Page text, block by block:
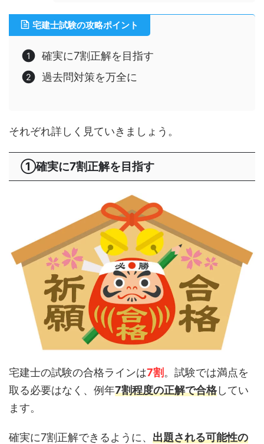
宅建士試験の攻略ポイント
確実に7割正解を目指す
過去問対策を万全に
それぞれ詳しく見ていきましょう。
①確実に7割正解を目指す
宅建士の試験の合格ラインは7割 。試験では満点を
取る必要はなく、例年7割程度の正解で合格してい
ます。
確実に7割正解できるように、 出題される可能性の